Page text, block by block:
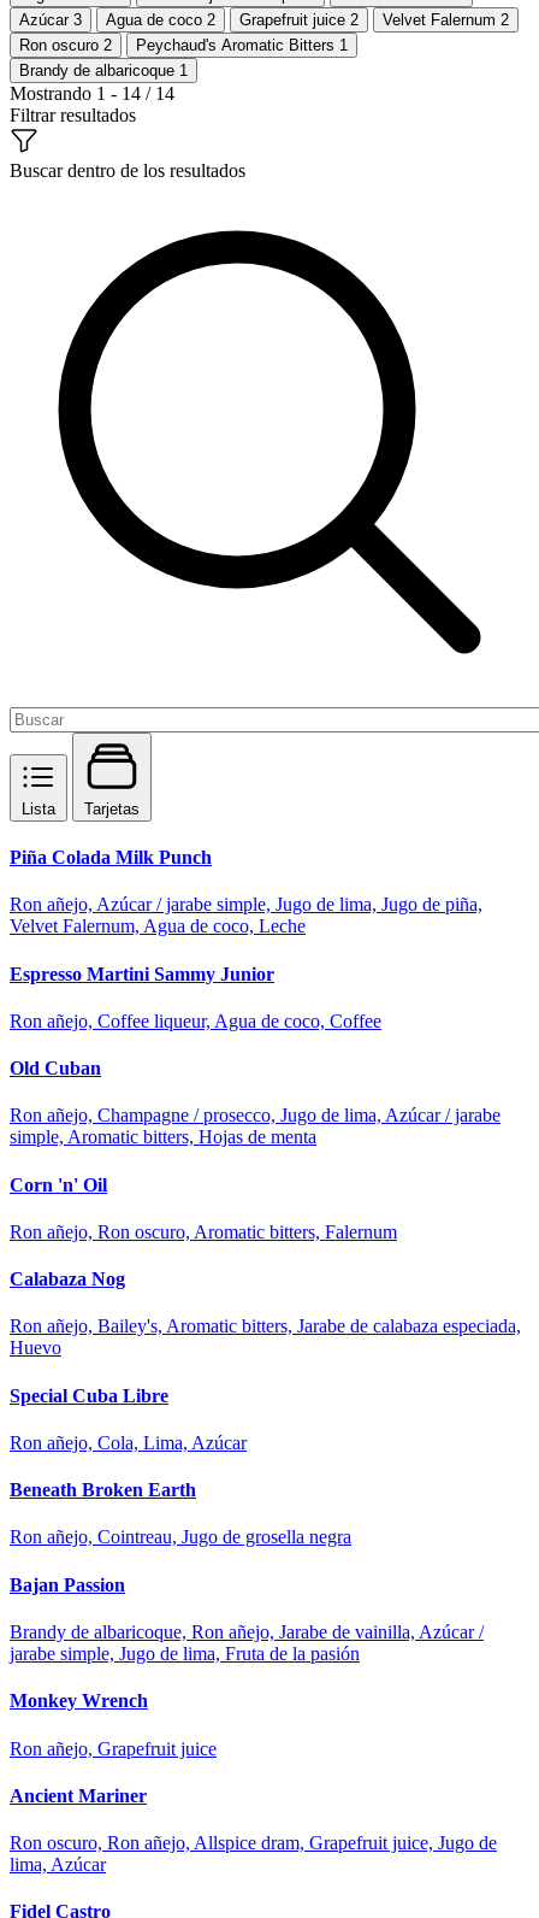
Azúcar 3 Agua de coco 2 Grapefruit juice 2 Velvet Falernum 2
Ron oscuro 2 Peychaud's Aromatic Bitters 1
Brandy de albaricoque 1
Mostrando 1 - 14 / 14
Filtrar resultados
Buscar dentro de los resultados
Lista Tarjetas
Piña Colada Milk Punch
Ron añejo, Azúcar / jarabe simple, Jugo de lima, Jugo de piña,
Velvet Falernum, Agua de coco, Leche
Espresso Martini Sammy Junior
Ron añejo, Coffee liqueur, Agua de coco, Coffee
Old Cuban
Ron añejo, Champagne / prosecco, Jugo de lima, Azúcar / jarabe
simple, Aromatic bitters, Hojas de menta
Corn 'n' Oil
Ron añejo, Ron oscuro, Aromatic bitters, Falernum
Calabaza Nog
Ron añejo, Bailey's, Aromatic bitters, Jarabe de calabaza especiada,
Huevo
Special Cuba Libre
Ron añejo, Cola, Lima, Azúcar
Beneath Broken Earth
Ron añejo, Cointreau, Jugo de grosella negra
Bajan Passion
Brandy de albaricoque, Ron añejo, Jarabe de vainilla, Azúcar /
jarabe simple, Jugo de lima, Fruta de la pasión
Monkey Wrench
Ron añejo, Grapefruit juice
Ancient Mariner
Ron oscuro, Ron añejo, Allspice dram, Grapefruit juice, Jugo de
lima, Azúcar
Fidel Castro